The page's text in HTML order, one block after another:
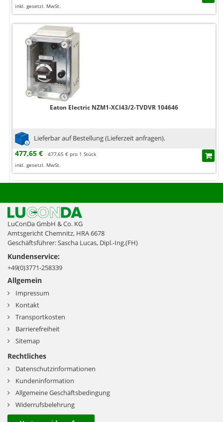
inkl. gesetzl. MwSt.
Eaton Electric NZM1-XCI43/2-TVDVR 104646
Lieferbar auf Bestellung (Lieferzeit anfragen).
477,65 €
477,65 € pro 1 Stück
inkl. gesetzl. MwSt.
LuConDa GmbH & Co. KG
Amtsgericht Chemnitz, HRA 6678
Geschäftsführer: Sascha Lucas, Dipl.-Ing.(FH)
Kundenservice:
+49(0)3771-258339
Allgemein
Impressum
Kontakt
Transportkosten
Barrierefreiheit
Sitemap
Rechtliches
Datenschutzinformationen
Kundeninformation
Allgemeine Geschäftsbedingung
Widerrufsbelehrung